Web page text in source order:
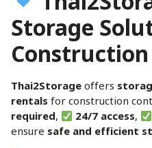
Storage
Thai2Storageoffers
rentals for construction
required, 24/7 access,
ensure safe and efficient